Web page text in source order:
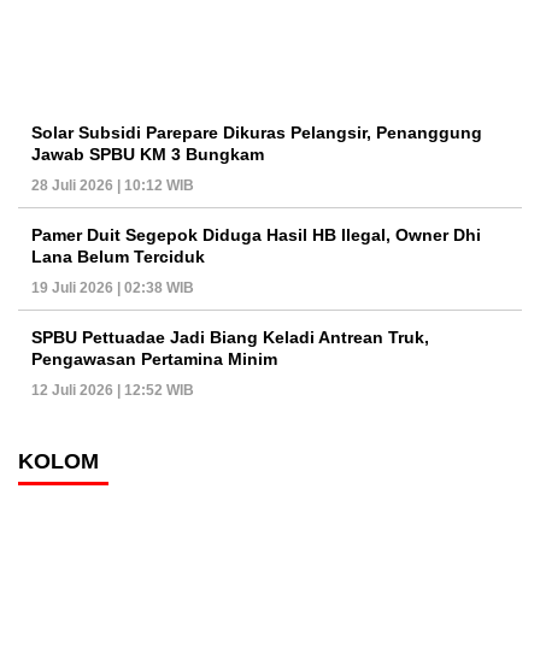
Solar Subsidi Parepare Dikuras Pelangsir, Penanggung
Jawab SPBU KM 3 Bungkam
28 Juli 2026 | 10:12 WIB
Pamer Duit Segepok Diduga Hasil HB Ilegal, Owner Dhi
Lana Belum Terciduk
19 Juli 2026 | 02:38 WIB
SPBU Pettuadae Jadi Biang Keladi Antrean Truk,
Pengawasan Pertamina Minim
12 Juli 2026 | 12:52 WIB
KOLOM